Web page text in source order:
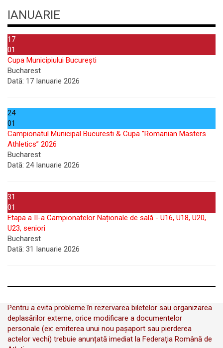
IANUARIE
17
01
Cupa Municipiului București
Bucharest
Dată: 17 Ianuarie 2026
24
01
Campionatul Municipal Bucuresti & Cupa ”Romanian Masters
Athletics” 2026
Bucharest
Dată: 24 Ianuarie 2026
31
01
Etapa a II-a Campionatelor Naționale de sală - U16, U18, U20,
U23, seniori
Bucharest
Dată: 31 Ianuarie 2026
Pentru a evita probleme în rezervarea biletelor sau organizarea
deplasărilor externe, orice modificare a documentelor
personale (ex: emiterea unui nou pașaport sau pierderea
actelor vechi) trebuie anunțată imediat la Federația Română de